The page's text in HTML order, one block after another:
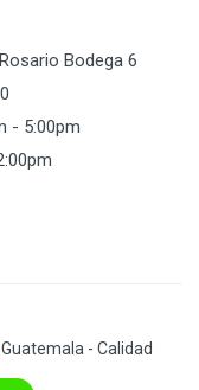
Bodega 6
- 5:00pm
Guatemala - Calidad